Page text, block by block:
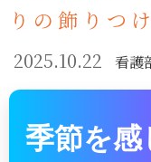
りの飾りつ
2025.10.22 看護
季節を感